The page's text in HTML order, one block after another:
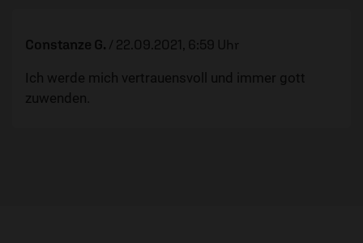
Constanze G. / 22.09.2021, 6:59 Uhr
Ich werde mich vertrauensvoll und immer gott
zuwenden.